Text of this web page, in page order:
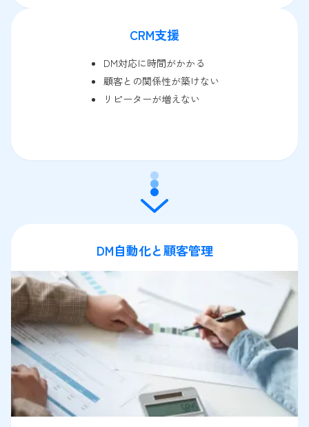
CRM支援
DM対応に時間がかかる
顧客との関係性が築けない
リピーターが増えない
DM自動化と顧客管理